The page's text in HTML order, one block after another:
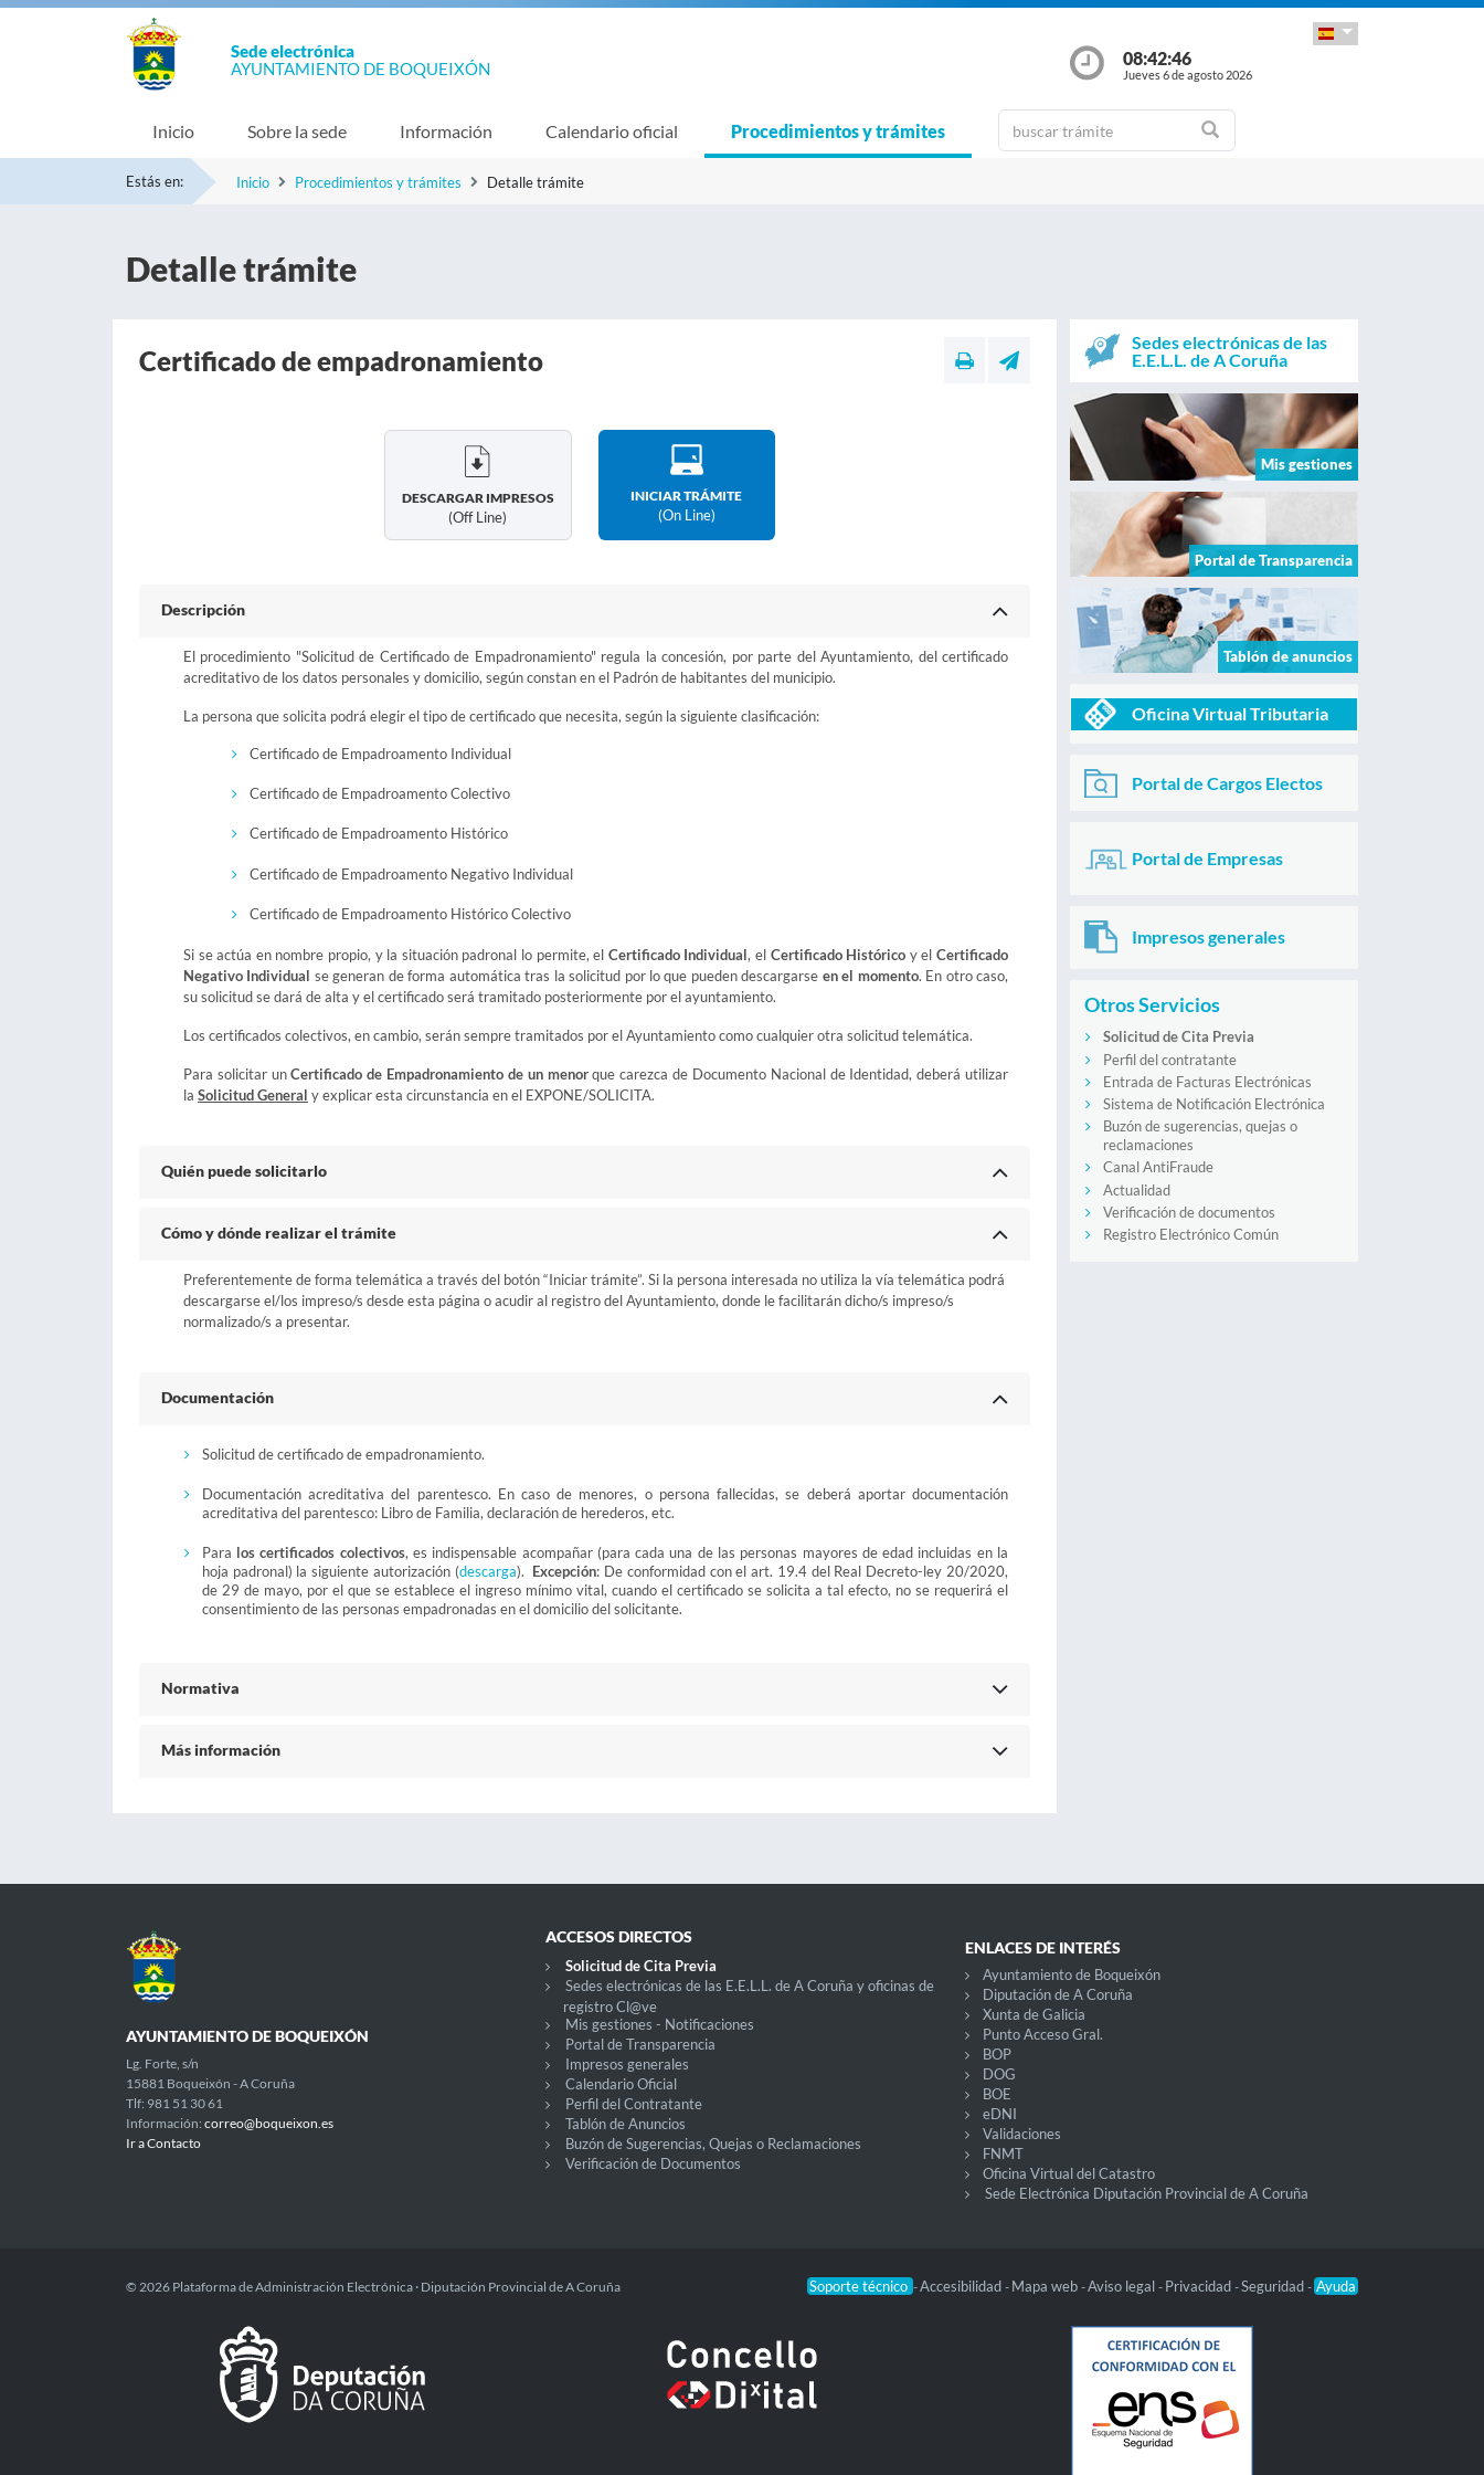
Sede electrónica
AYUNTAMIENTO DE BOQUEIXÓN
08:42:47
Jueves 6 de agosto 2026
Inicio Sobre la sede Información Calendario oficial Procedimientos y trámites
Estás en: Inicio Procedimientos y trámites Detalle trámite
Detalle trámite
Certificado de empadronamiento
DESCARGAR IMPRESOS
(off Line)
INICIAR TRÁMITE
(on Line)
Descripción
El procedimiento "Solicitud de Certificado de Empadronamiento" regula la concesión, por parte del Ayuntamiento, del certificado
acreditativo de los datos personales y domicilio, según constan en el Padrón de habitantes del municipio.
La persona que solicita podrá elegir el tipo de certificado que necesita, según la siguiente clasificación:
Certificado de Empadroamento Individual
Certificado de Empadroamento Colectivo
Certificado de Empadroamento Histórico
Certificado de Empadroamento Negativo Individual
Certificado de Empadroamento Histórico Colectivo
Si se actúa en nombre propio, y la situación padronal lo permite, el Certificado Individual, el Certificado Histórico y elCertificado
Negativo Individual se generan de forma automática tras la solicitud por lo que pueden descargarse en el momento. En otro caso,
su solicitud se dará de alta y el certificado será tramitado posteriormente por el ayuntamiento.
Los certificados colectivos, en cambio, serán sempre tramitados por el Ayuntamiento como cualquier otra solicitud telemática.
Para solicitar unCertificado de Empadronamiento de un menorque carezca de Documento Nacional de Identidad, deberá utilizar
la Solicitud General y explicar esta circunstancia en el EXPONE/SOLICITA.
Quién puede solicitarlo
Cómo y dónde realizar el trámite
Preferentemente de forma telemática a través del botón “Iniciar trámite”. Si la persona interesada no utiliza la vía telemática podrá
descargarse el/los impreso/s desde esta página o acudir al registro del Ayuntamiento, donde le facilitarán dicho/s impreso/s
normalizado/s a presentar.
Documentación
Solicitud de certificado de empadronamiento.
Documentación acreditativa del parentesco. En caso de menores, o persona fallecidas, se deberá aportar documentación
acreditativa del parentesco: Libro de Familia, declaración de herederos, etc.
Para los certificados colectivos, es indispensable acompañar (para cada una de las personas mayores de edad incluidas en la
hoja padronal) la siguiente autorización (descarga). Excepción: De conformidad con el art. 19.4 del Real Decreto-ley 20/2020,
de 29 de mayo, por el que se establece el ingreso mínimo vital, cuando el certificado se solicita a tal efecto, no se requerirá el
consentimiento de las personas empadronadas en el domicilio del solicitante.
Normativa
Más información
Sedes electrónicas de las
E.E.L.L. de A Coruña
Mis gestiones
Portal de Transparencia
Tablón de anuncios
Oficina Virtual Tributaria
Portal de Cargos Electos
Portal de Empresas
Impresos generales
Otros Servicios
Solicitud de Cita Previa
Perfil del contratante
Entrada de Facturas Electrónicas
Sistema de Notificación Electrónica
Buzón de sugerencias, quejas o
reclamaciones
Canal AntiFraude
Actualidad
Verificación de documentos
Registro Electrónico Común
AYUNTAMIENTO DE BOQUEIXÓN
Lg. Forte, s/n
15881 Boqueixón - A Coruña
Tlf: 981 51 30 61
Información: correo@boqueixon.es
Ir a Contacto
ACCESOS DIRECTOS
Solicitud de Cita Previa
Sedes electrónicas de las E.E.L.L. de A Coruña y oficinas de
registro Cl@ve
Mis gestiones - Notificaciones
Portal de Transparencia
Impresos generales
Calendario Oficial
Perfil del Contratante
Tablón de Anuncios
Buzón de Sugerencias, Quejas o Reclamaciones
Verificación de Documentos
ENLACES DE INTERÉS
Ayuntamiento de Boqueixón
Diputación de A Coruña
Xunta de Galicia
Punto Acceso Gral.
BOP
DOG
BOE
eDNI
Validaciones
FNMT
Oficina Virtual del Catastro
Sede Electrónica Diputación Provincial de A Coruña
Soporte técnico -Accesibilidad - Mapa web -Aviso legal - Privacidad -Seguridad - Ayuda
© 2026 Plataforma de Administración Electrónica · Diputación Provincial de A Coruña